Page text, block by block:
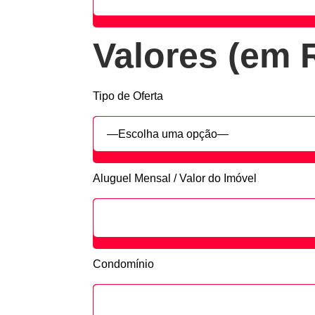
Valores (em
Tipo de Oferta
Aluguel Mensal / Valor do Imóvel
Condomínio